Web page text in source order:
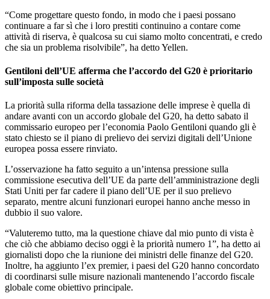
“Come progettare questo fondo, in modo che i paesi possano
continuare a far sì che i loro prestiti continuino a contare come
attività di riserva, è qualcosa su cui siamo molto concentrati, e credo
che sia un problema risolvibile”, ha detto Yellen.
Gentiloni dell’UE afferma che l’accordo del G20 è prioritario
sull’imposta sulle società
La priorità sulla riforma della tassazione delle imprese è quella di
andare avanti con un accordo globale del G20, ha detto sabato il
commissario europeo per l’economia Paolo Gentiloni quando gli è
stato chiesto se il piano di prelievo dei servizi digitali dell’Unione
europea possa essere rinviato.
L’osservazione ha fatto seguito a un’intensa pressione sulla
commissione esecutiva dell’UE da parte dell’amministrazione degli
Stati Uniti per far cadere il piano dell’UE per il suo prelievo
separato, mentre alcuni funzionari europei hanno anche messo in
dubbio il suo valore.
“Valuteremo tutto, ma la questione chiave dal mio punto di vista è
che ciò che abbiamo deciso oggi è la priorità numero 1”, ha detto ai
giornalisti dopo che la riunione dei ministri delle finanze del G20.
Inoltre, ha aggiunto l’ex premier, i paesi del G20 hanno concordato
di coordinarsi sulle misure nazionali mantenendo l’accordo fiscale
globale come obiettivo principale.